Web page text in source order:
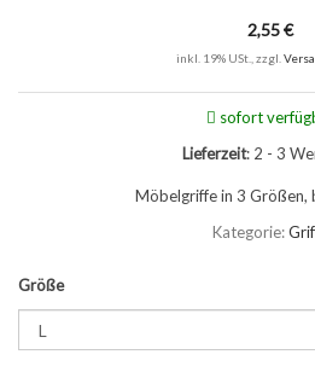
2,55 €
inkl. 19% USt., zzgl.
sofort
Lieferzeit: 2 - 3
Möbelgriffe in 3 Größen,
Kategorie:
Größe